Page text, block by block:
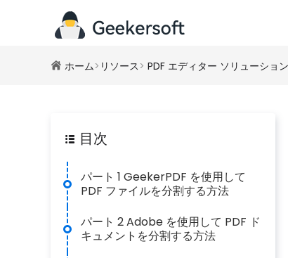
ホーム> リソース > PDF エディター ソリューション
目次
パート 1 GeekerPDF を使用して
PDF ファイルを分割する方法
パート 2 Adob​​e を使用して PDF ド
キュメントを分割する方法